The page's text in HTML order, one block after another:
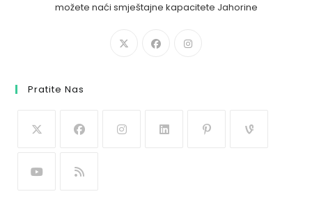
možete naći smještajne kapacitete Jahorine
Pratite Nas